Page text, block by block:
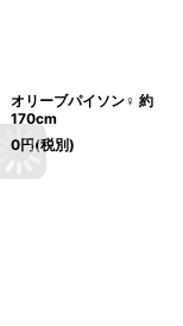
オリーブパイソン♀ 約
170cm
0円(税別)